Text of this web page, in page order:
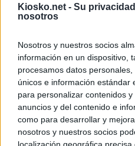
Kiosko.net - Su
nosotros
Nosotros y nuestros socios
información en un dispositivo,
procesamos datos
únicos e información estándar
para personalizar contenidos
anuncios y del contenido e
como para desarrollar y
nosotros y nuestros socios
localización geográfica